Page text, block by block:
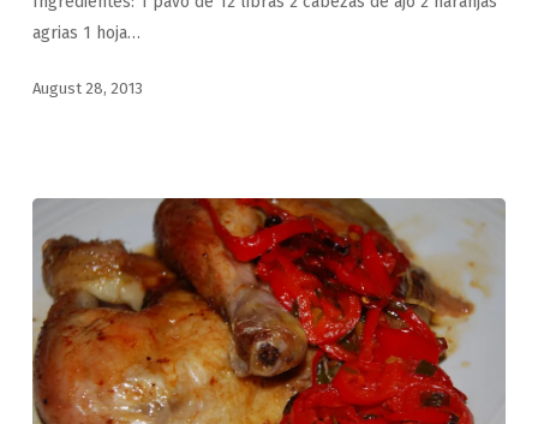
agrias 1 hoja…
August 28, 2013